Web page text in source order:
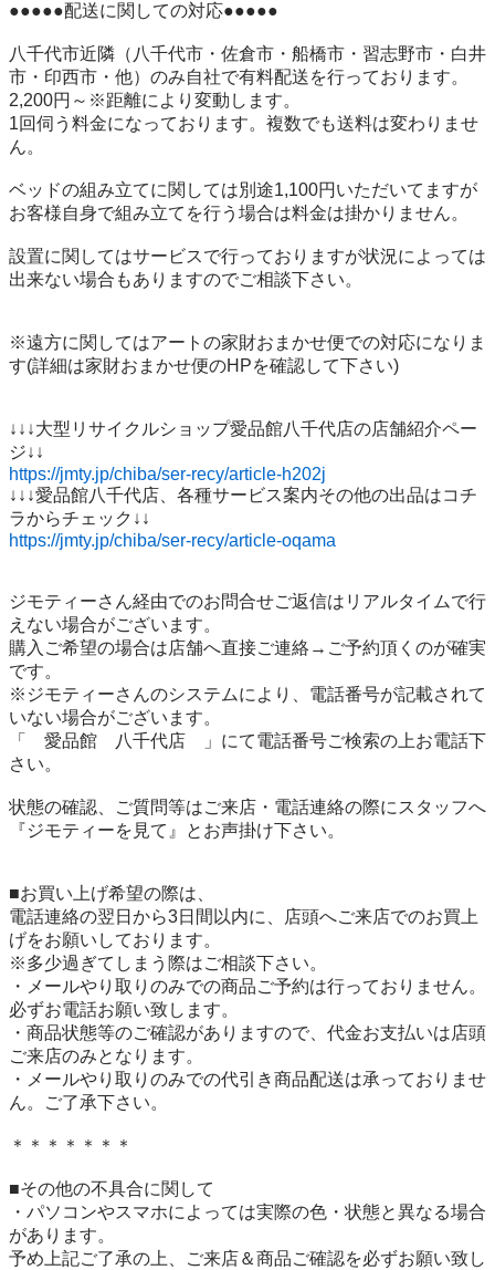
●●●●●配送に関しての対応●●●●●
八千代市近隣（八千代市・佐倉市・船橋市・習志野市・白井
市・印西市・他）のみ自社で有料配送を行っております。
2,200円～※距離により変動します。
1回伺う料金になっております。複数でも送料は変わりませ
ん。
ベッドの組み立てに関しては別途1,100円いただいてますが
お客様自身で組み立てを行う場合は料金は掛かりません。
設置に関してはサービスで行っておりますが状況によっては
出来ない場合もありますのでご相談下さい。
※遠方に関してはアートの家財おまかせ便での対応になりま
す(詳細は家財おまかせ便のHPを確認して下さい)
↓↓↓大型リサイクルショップ愛品館八千代店の店舗紹介ペー
https://jmty.jp/chiba/ser-recy/article-h202j
↓↓↓愛品館八千代店、各種サービス案内その他の出品はコチ
https://jmty.jp/chiba/ser-recy/article-oqama
ジモティーさん経由でのお問合せご返信はリアルタイムで行
えない場合がございます。
購入ご希望の場合は店舗へ直接ご連絡→ご予約頂くのが確実
です。
※ジモティーさんのシステムにより、電話番号が記載されて
いない場合がございます。
「　愛品館　八千代店　」にて電話番号ご検索の上お電話下
さい。
状態の確認、ご質問等はご来店・電話連絡の際にスタッフへ
『ジモティーを見て』とお声掛け下さい。
■お買い上げ希望の際は、
電話連絡の翌日から3日間以内に、店頭へご来店でのお買上
げをお願いしております。
※多少過ぎてしまう際はご相談下さい。
・メールやり取りのみでの商品ご予約は行っておりません。
必ずお電話お願い致します。
・商品状態等のご確認がありますので、代金お支払いは店頭
ご来店のみとなります。
・メールやり取りのみでの代引き商品配送は承っておりませ
ん。ご了承下さい。
＊＊＊＊＊＊＊
■その他の不具合に関して
・パソコンやスマホによっては実際の色・状態と異なる場合
があります。
予め上記ご了承の上、ご来店＆商品ご確認を必ずお願い致し